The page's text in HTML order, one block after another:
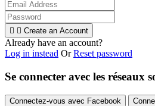
  Create an Account
Already have an account?
Log in instead OrReset password
Se connecter avec les réseaux
Connectez-vous avec Facebook